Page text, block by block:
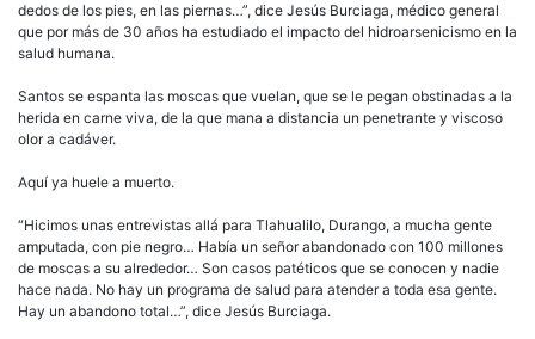
dedos de los pies, en las piernas…”, dice Jesús Burciaga, médico general
que por más de 30 años ha estudiado el impacto del hidroarsenicismo en la
salud humana.
Santos se espanta las moscas que vuelan, que se le pegan obstinadas a la
herida en carne viva, de la que mana a distancia un penetrante y viscoso
olor a cadáver.
Aquí ya huele a muerto.
“Hicimos unas entrevistas allá para Tlahualilo, Durango, a mucha gente
amputada, con pie negro… Había un señor abandonado con 100 millones
de moscas a su alrededor… Son casos patéticos que se conocen y nadie
hace nada. No hay un programa de salud para atender a toda esa gente.
Hay un abandono total…”, dice Jesús Burciaga.